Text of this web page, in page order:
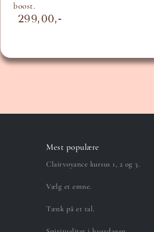
boost.
299,00
Mest populære
Clairvoyance kursus 1, 2 og 3.
Vælg et emne.
Tænk på et tal.